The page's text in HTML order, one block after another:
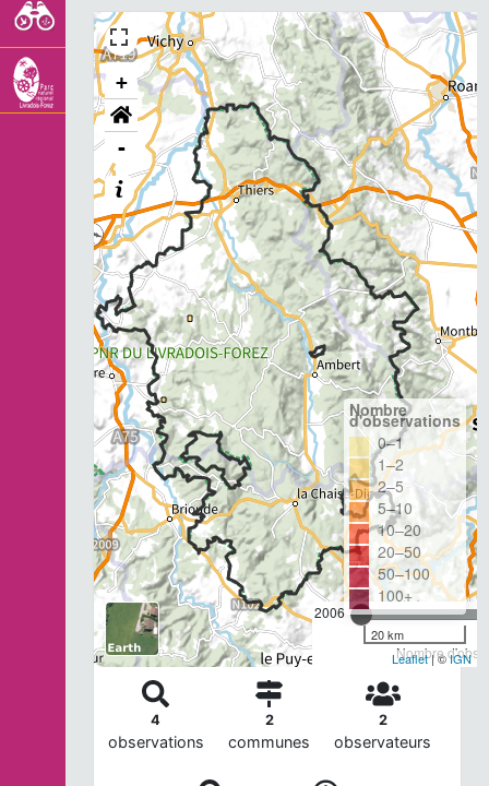
+
-
2006
Nombre
Nombre
d'observations
0–1
1–2
2–5
5–10
10–20
20–50
50–100
100+
20 km
Leaflet| ©IGN
4
observations
2
communes
2
observateurs